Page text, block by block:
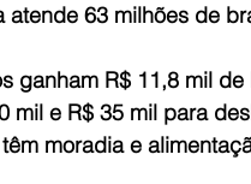
63 milhões de
ganham R$ 11,8 mil
mil e R$ 35 mil para
moradia e